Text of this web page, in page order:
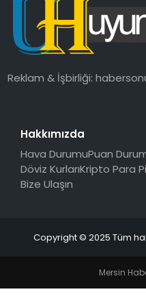
SAĞLIK
MAGAZIN
Reklam & İşbirliği:
Hakkımızda
Hava DurumuPuan
Döviz KurlarıKripto Para
Bize Ulaşın
Copyright © 2025 Tüm
Mersin